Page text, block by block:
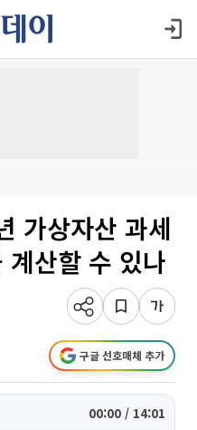
가상자산 과세
산할 수 있나
구글 선호매체 추가
00:00 / 14:01